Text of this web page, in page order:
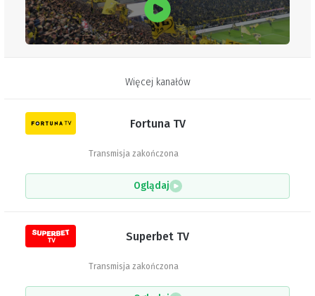
Więcej kanałów
Fortuna TV
Transmisja zakończona
Oglądaj
Superbet TV
Transmisja zakończona